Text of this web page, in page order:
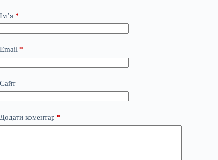
Ім’я *
Email *
Сайт
Додати коментар *